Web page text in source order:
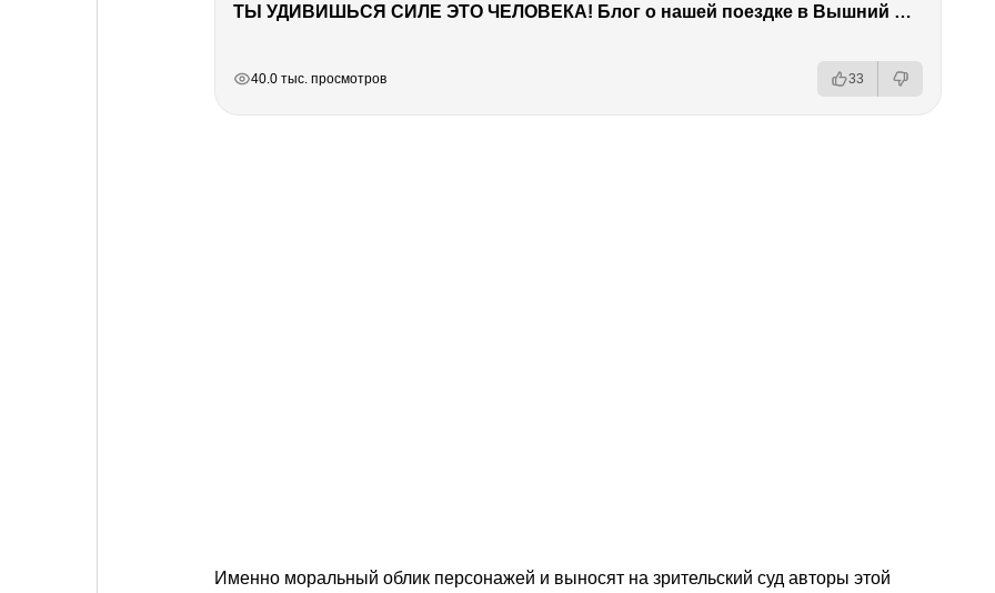
ТЫ УДИВИШЬСЯ СИЛЕ ЭТО ЧЕЛОВЕКА! Блог о нашей поездке в Вышний Волочек
40.0 тыс. просмотров 33
Именно моральный облик персонажей и выносят на зрительский суд авторы этой